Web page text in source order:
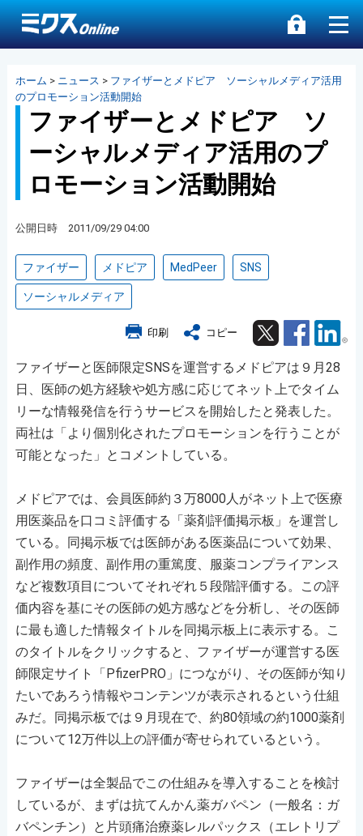
ホーム > ニュース > ファイザーとメドピア ソーシャルメディア活用
のプロモーション活動開始
ファイザーとメドピア ソ
ーシャルメディア活用のプ
ロモーション活動開始
公開日時 2011/09/29 04:00
ファイザー メドピア MedPeer SNS
ソーシャルメディア
印刷 コピー Twitter Facebook
ファイザーと医師限定SNSを運営するメドピアは９月28
日、医師の処方経験や処方感に応じてネット上でタイム
リーな情報発信を行うサービスを開始したと発表した。
両社は「より個別化されたプロモーションを行うことが
可能となった」とコメントしている。
メドピアでは、会員医師約３万8000人がネット上で医療
用医薬品を口コミ評価する「薬剤評価掲示板」を運営し
ている。同掲示板では医師がある医薬品について効果、
副作用の頻度、副作用の重篤度、服薬コンプライアンス
など複数項目についてそれぞれ５段階評価する。この評
価内容を基にその医師の処方感などを分析し、その医師
に最も適した情報タイトルを同掲示板上に表示する。こ
のタイトルをクリックすると、ファイザーが運営する医
師限定サイト「PfizerPRO」につながり、その医師が知り
たいであろう情報やコンテンツが表示されるという仕組
みだ。同掲示板では９月現在で、約80領域の約1000薬剤
について12万件以上の評価が寄せられているという。
ファイザーは全製品でこの仕組みを導入することを検討
しているが、まずは抗てんかん薬ガバペン（一般名：ガ
バペンチン）と片頭痛治療薬レルパックス（エレトリプ